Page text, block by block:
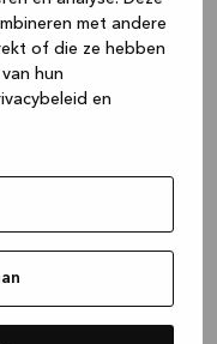
met andere
of die ze hebben
hun
en
console for more